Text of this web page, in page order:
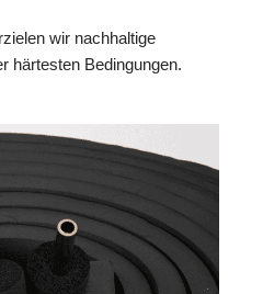
wir nachhaltige
härtesten Bedingungen.